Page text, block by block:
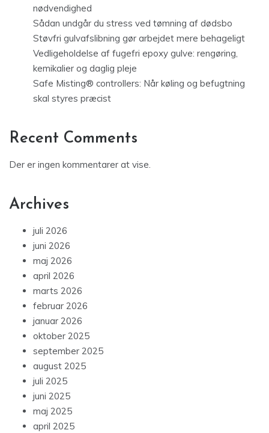
nødvendighed
Sådan undgår du stress ved tømning af dødsbo
Støvfri gulvafslibning gør arbejdet mere behageligt
Vedligeholdelse af fugefri epoxy gulve: rengøring,
kemikalier og daglig pleje
Safe Misting® controllers: Når køling og befugtning
skal styres præcist
Recent Comments
Der er ingen kommentarer at vise.
Archives
juli 2026
juni 2026
maj 2026
april 2026
marts 2026
februar 2026
januar 2026
oktober 2025
september 2025
august 2025
juli 2025
juni 2025
maj 2025
april 2025